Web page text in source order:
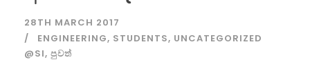
28TH MARCH 2017
ENGINEERING, STUDENTS, UNCATEGORIZED
@SI, පුවත්